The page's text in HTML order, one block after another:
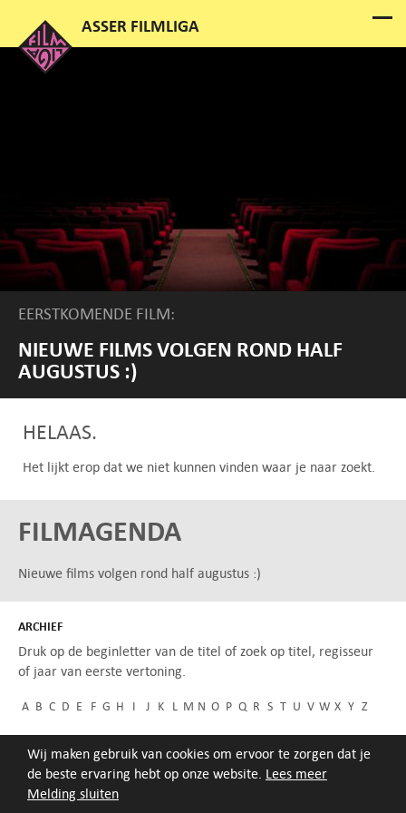
Melding sluiten
Wij maken gebruik van cookies om ervoor te zorgen dat je
de beste ervaring hebt op onze website. Lees meer
EERSTKOMENDE FILM:
NIEUWE FILMS VOLGEN ROND HALF
AUGUSTUS :)
HELAAS.
Het lijkt erop dat we niet kunnen vinden waar je naar zoekt.
FILMAGENDA
Nieuwe films volgen rond half augustus :)
ARCHIEF
Druk op de beginletter van de titel of zoek op titel, regisseur
of jaar van eerste vertoning.
A B C D E F G H I J K L M N O P Q R S T U V W X Y Z